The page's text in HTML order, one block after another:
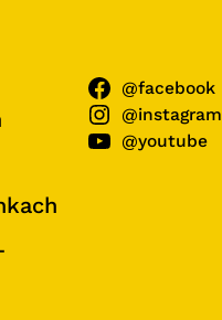
@facebook
@instagram
@youtube